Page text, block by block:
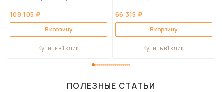
108 105 ₽
В корзину
Купить в 1 клик
66 315 ₽
В корзину
Купить в 1 клик
ПОЛЕЗНЫЕ СТАТЬИ